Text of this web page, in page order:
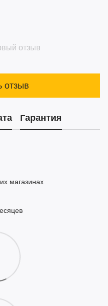
отзыв
отзыв
Гарантия
магазинах